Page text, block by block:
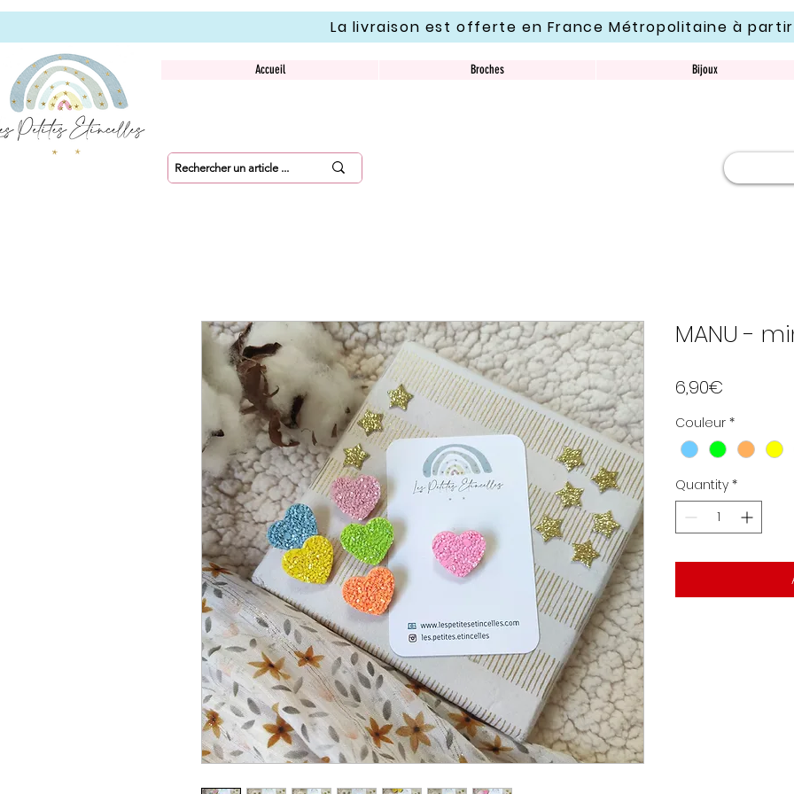
La livraison est offerte en France Métropolitaine à
Accueil Broches Bijoux
MANU -
6,90€
Couleur *
Quantity *